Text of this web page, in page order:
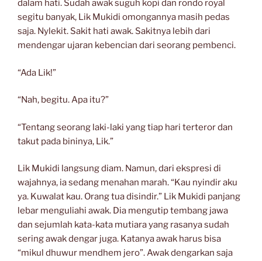
dalam hati. Sudah awak suguh kopi dan rondo royal
segitu banyak, Lik Mukidi omongannya masih pedas
saja. Nylekit. Sakit hati awak. Sakitnya lebih dari
mendengar ujaran kebencian dari seorang pembenci.
“Ada Lik!”
“Nah, begitu. Apa itu?”
“Tentang seorang laki-laki yang tiap hari terteror dan
takut pada bininya, Lik.”
Lik Mukidi langsung diam. Namun, dari ekspresi di
wajahnya, ia sedang menahan marah. “Kau nyindir aku
ya. Kuwalat kau. Orang tua disindir.” Lik Mukidi panjang
lebar menguliahi awak. Dia mengutip tembang jawa
dan sejumlah kata-kata mutiara yang rasanya sudah
sering awak dengar juga. Katanya awak harus bisa
“mikul dhuwur mendhem jero”. Awak dengarkan saja